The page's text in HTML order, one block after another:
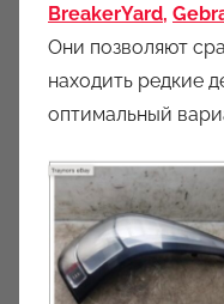
BreakerYard,
Они позволяют
находить редкие
оптимальный